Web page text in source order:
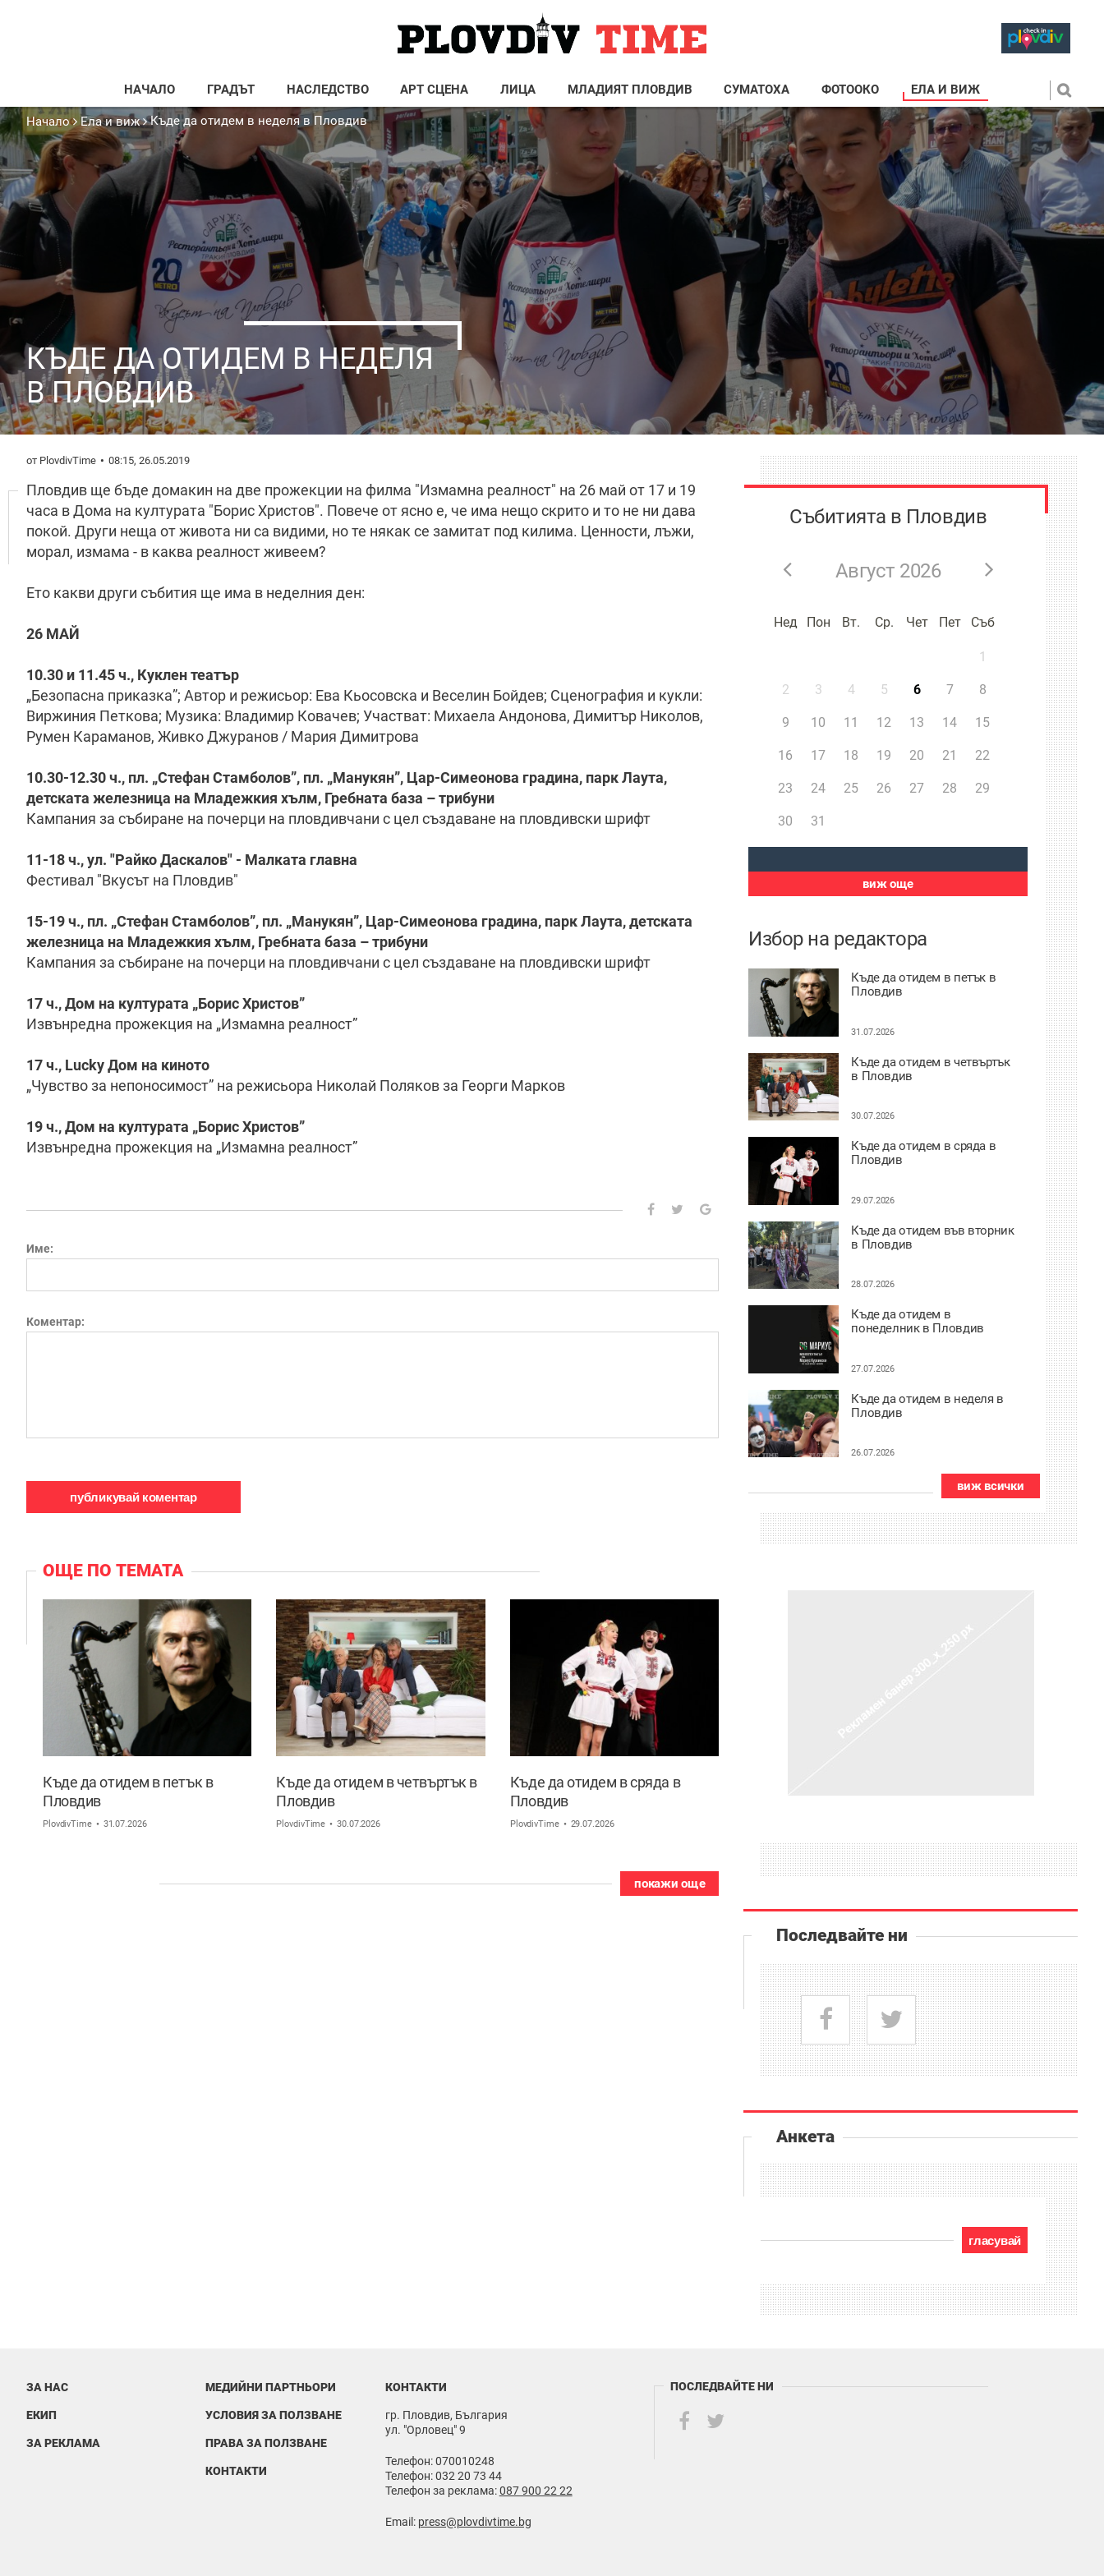
НАЧАЛО ГРАДЪТ НАСЛЕДСТВО АРТ СЦЕНА ЛИЦА МЛАДИЯТ ПЛОВДИВ СУМАТОХА ФОТООКО ЕЛА И ВИЖ
Начало Ела и виж Къде да отидем в неделя в Пловдив
КЪДЕ ДА ОТИДЕМ В НЕДЕЛЯ
В ПЛОВДИВ
от PlovdivTime 08:15, 26.05.2019
Пловдив ще бъде домакин на две прожекции на филма "Измамна реалност" на 26 май от 17 и 19
часа в Дома на културата "Борис Христов". Повече от ясно е, че има нещо скрито и то не ни дава
покой. Други неща от живота ни са видими, но те някак се замитат под килима. Ценности, лъжи,
морал, измама - в каква реалност живеем?
Ето какви други събития ще има в неделния ден:
26 МАЙ
10.30 и 11.45 ч., Куклен театър
„Безопасна приказка”; Автор и режисьор: Ева Кьосовска и Веселин Бойдев; Сценография и кукли:
Виржиния Петкова; Музика: Владимир Ковачев; Участват: Михаела Андонова, Димитър Николов,
Румен Караманов, Живко Джуранов / Мария Димитрова
10.30-12.30 ч., пл. „Стефан Стамболов”, пл. „Манукян”, Цар-Симеонова градина, парк Лаута,
детската железница на Младежкия хълм, Гребната база – трибуни
Кампания за събиране на почерци на пловдивчани с цел създаване на пловдивски шрифт
11-18 ч., ул. "Райко Даскалов" - Малката главна
Фестивал "Вкусът на Пловдив"
15-19 ч., пл. „Стефан Стамболов”, пл. „Манукян”, Цар-Симеонова градина, парк Лаута, детската
железница на Младежкия хълм, Гребната база – трибуни
Кампания за събиране на почерци на пловдивчани с цел създаване на пловдивски шрифт
17 ч., Дом на културата „Борис Христов”
Извънредна прожекция на „Измамна реалност”
17 ч., LuckyДом на киното
„Чувство за непоносимост” на режисьора Николай Поляков за Георги Марков
19 ч., Дом на културата „Борис Христов”
Извънредна прожекция на „Измамна реалност”
Име:
Коментар:
ОЩЕ ПО ТЕМАТА
Къде да отидем в петък в
Пловдив
PlovdivTime 31.07.2026
Къде да отидем в четвъртък в
Пловдив
PlovdivTime 30.07.2026
Къде да отидем в сряда в
Пловдив
PlovdivTime 29.07.2026
покажи още
Събитията в Пловдив
Август 2026
Нед Пон Вт. Ср. Чет Пет Съб
1
2 3 4 5 6 7 8
9 10 11 12 13 14 15
16 17 18 19 20 21 22
23 24 25 26 27 28 29
30 31
виж още
Избор на редактора
Къде да отидем в петък в
Пловдив
31.07.2026
Къде да отидем в четвъртък
в Пловдив
30.07.2026
Къде да отидем в сряда в
Пловдив
29.07.2026
Къде да отидем във вторник
в Пловдив
28.07.2026
Къде да отидем в
понеделник в Пловдив
27.07.2026
Къде да отидем в неделя в
Пловдив
26.07.2026
виж всички
Последвайте ни
Анкета
гласувай
ЗА НАС
ЕКИП
ЗА РЕКЛАМА
МЕДИЙНИ ПАРТНЬОРИ
УСЛОВИЯ ЗА ПОЛЗВАНЕ
ПРАВА ЗА ПОЛЗВАНЕ
КОНТАКТИ
КОНТАКТИ
гр. Пловдив, България
ул. "Орловец" 9
Телефон: 070010248
Телефон: 032 20 73 44
Телефон за реклама:087 900 22 22
Email: press@plovdivtime.bg
ПОСЛЕДВАЙТЕ НИ